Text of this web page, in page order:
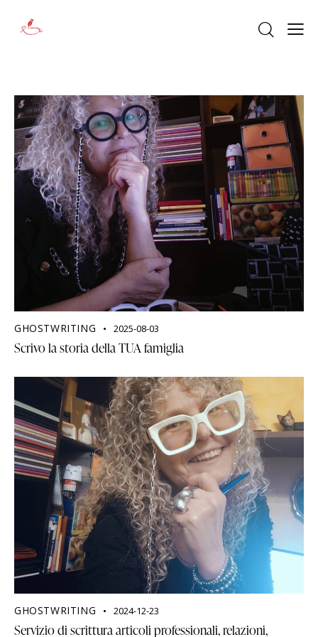
GHOSTWRITING 2025-08-03
Scrivo la storia della TUA famiglia
GHOSTWRITING 2024-12-23
Servizio di scrittura articoli professionali, relazioni,